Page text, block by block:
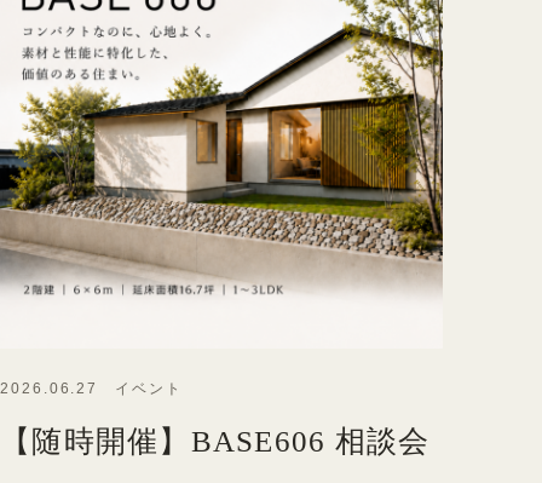
2026.06.27 イベント
【随時開催】BASE606 相談会